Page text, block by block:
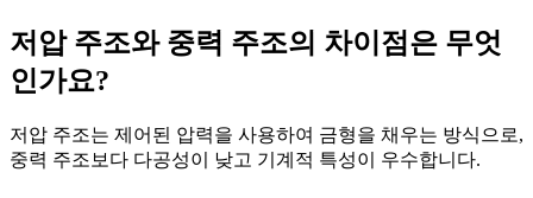
저압 주조와 중력 주조의 차이점은 무엇
인가요?
저압 주조는 제어된 압력을 사용하여 금형을 채우는 방식으로,
중력 주조보다 다공성이 낮고 기계적 특성이 우수합니다.